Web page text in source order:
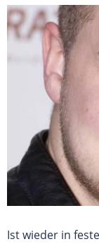
Ist wieder in